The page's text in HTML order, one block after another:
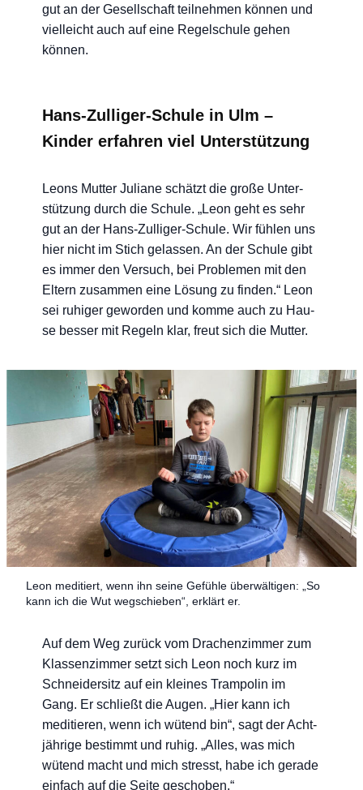
gut an der Gesell­schaft teil­neh­men kön­nen und
viel­leicht auch auf eine Regel­schu­le gehen
können.
Hans-Zulliger-Schule in Ulm –
Kinder erfahren viel Unterstützung
Leons Mut­ter Julia­ne schätzt die gro­ße Unter­
stüt­zung durch die Schu­le. „Leon geht es sehr
gut an der Hans-Zul­li­ger-Schu­le. Wir füh­len uns
hier nicht im Stich gelas­sen. An der Schu­le gibt
es immer den Ver­such, bei Pro­ble­men mit den
Eltern zusam­men eine Lösung zu fin­den.“ Leon
sei ruhi­ger gewor­den und kom­me auch zu Hau­
se bes­ser mit Regeln klar, freut sich die Mutter.
Leon medi­tiert, wenn ihn sei­ne Gefüh­le über­wäl­ti­gen: „So
kann ich die Wut weg­schie­ben“, erklärt er.
Auf dem Weg zurück vom Dra­chen­zim­mer zum
Klas­sen­zim­mer setzt sich Leon noch kurz im
Schnei­der­sitz auf ein klei­nes Tram­po­lin im
Gang. Er schließt die Augen. „Hier kann ich
medi­tie­ren, wenn ich wütend bin“, sagt der Acht­
jäh­ri­ge bestimmt und ruhig. „Alles, was mich
wütend macht und mich stresst, habe ich gera­de
ein­fach auf die Sei­te geschoben.“